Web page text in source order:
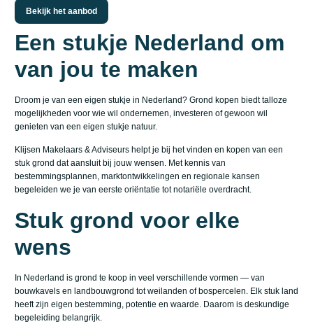
Bekijk het aanbod
Een stukje Nederland om
van jou te maken
Droom je van een eigen stukje in Nederland? Grond kopen biedt talloze
mogelijkheden voor wie wil ondernemen, investeren of gewoon wil
genieten van een eigen stukje natuur.
Klijsen Makelaars & Adviseurs helpt je bij het vinden en kopen van een
stuk grond dat aansluit bij jouw wensen. Met kennis van
bestemmingsplannen, marktontwikkelingen en regionale kansen
begeleiden we je van eerste oriëntatie tot notariële overdracht.
Stuk grond voor elke
wens
In Nederland is grond te koop in veel verschillende vormen — van
bouwkavels en landbouwgrond tot weilanden of bospercelen. Elk stuk land
heeft zijn eigen bestemming, potentie en waarde. Daarom is deskundige
begeleiding belangrijk.